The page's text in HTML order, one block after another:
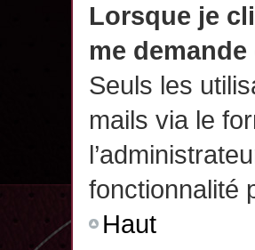
Lorsque je
me
Seuls les
mails via le
fonctionnalité
Haut